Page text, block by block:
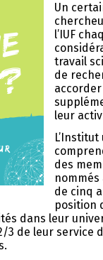
Un
l’IUF
travail
de
leur
des
nommés
de cinq
position
dans leur
3 de leur service